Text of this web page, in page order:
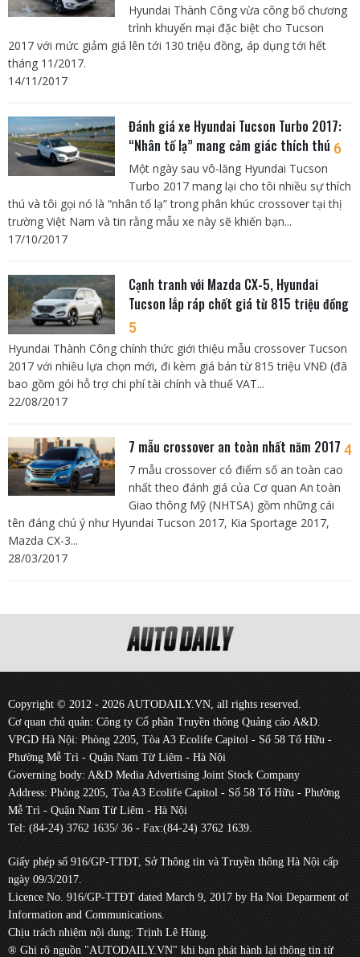
Hyundai Thành Công vừa công bố chương
trình khuyến mại đặc biệt cho Tucson
2017 với mức giảm giá lên tới 130 triệu đồng, áp dụng tới hết
tháng 11/2017.
14/11/2017
Đánh giá xe Hyundai Tucson Turbo 2017:
“Nhân tố lạ” mang cảm giác thích thú 6
Một ngày sau vô-lăng Hyundai Tucson
Turbo 2017 mang lại cho tôi nhiều sự thích
thú và tôi gọi nó là “nhân tố lạ” trong phân khúc crossover tại thị
trường Việt Nam và tin rằng mẫu xe này sẽ khiến bạn...
17/10/2017
Cạnh tranh với Mazda CX-5, Hyundai
Tucson lắp ráp chốt giá từ 815 triệu đồng
5
Hyundai Thành Công chính thức giới thiệu mẫu crossover Tucson
2017 với nhiều lựa chọn mới, đi kèm giá bán từ 815 triệu VNĐ (đã
bao gồm gói hỗ trợ chi phí tài chính và thuế VAT...
22/08/2017
7 mẫu crossover an toàn nhất năm 2017 4
7 mẫu crossover có điểm số an toàn cao
nhất theo đánh giá của Cơ quan An toàn
Giao thông Mỹ (NHTSA) gồm những cái
tên đáng chú ý như Hyundai Tucson 2017, Kia Sportage 2017,
Mazda CX-3...
28/03/2017
Copyright © 2012 - 2026 AUTODAILY.VN, all rights reserved.
Cơ quan chủ quản: Công ty Cổ phần Truyền thông Quảng cáo A&D.
VPGD Hà Nội: Phòng 2205, Tòa A3 Ecolife Capitol - Số 58 Tố Hữu -
Phường Mễ Trì - Quận Nam Từ Liêm - Hà Nội
Governing body: A&D Media Advertising Joint Stock Company
Address: Phòng 2205, Tòa A3 Ecolife Capitol - Số 58 Tố Hữu - Phường
Mễ Trì - Quận Nam Từ Liêm - Hà Nội
Tel: (84-24) 3762 1635/ 36 - Fax:(84-24) 3762 1639.
Giấy phép số 916/GP-TTĐT, Sở Thông tin và Truyền thông Hà Nội cấp
ngày 09/3/2017.
Licence No. 916/GP-TTĐT dated March 9, 2017 by Ha Noi Deparment of
Information and Communications.
Chịu trách nhiệm nội dung: Trịnh Lê Hùng.
® Ghi rõ nguồn "AUTODAILY.VN" khi bạn phát hành lại thông tin từ